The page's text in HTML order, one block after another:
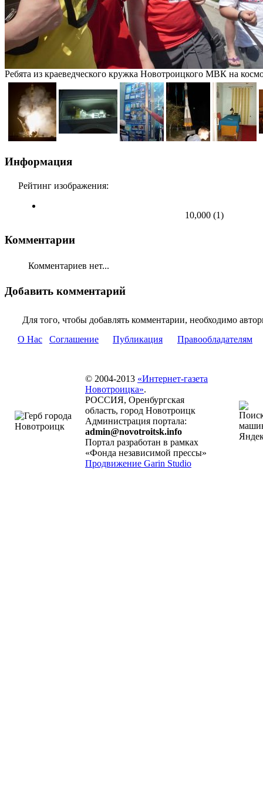
Ребята из краеведческого кружка Новотроицкого МВК на
Информация
Рейтинг изображения:
10,000 (1)
Комментарии
Комментариев нет...
Добавить комментарий
Для того, чтобы добавлять комментарии, необходимо
О Нас
Соглашение Публикация Правообладателям
© 2004-2013 «Интернет-газета
Новотроицка».
РОССИЯ, Оренбургская
область, город Новотроицк
Администрация портала:
admin@novotroitsk.info
Портал разработан в рамках
«Фонда независимой прессы»
Продвижение Garin Studio